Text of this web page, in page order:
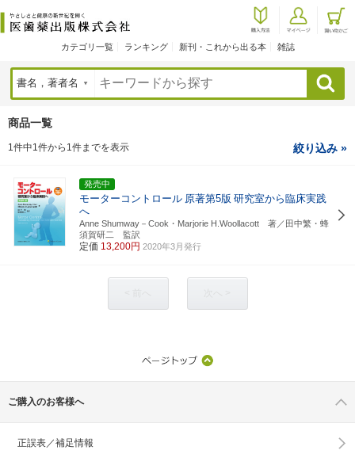
カテゴリ一覧 ランキング 新刊・これから出る本 雑誌
検索
商品一覧
1件中1件から1件までを表示 絞り込み »
発売中
モーターコントロール 原著第5版 研究室から臨床実践
へ
Anne Shumway－Cook・Marjorie H.Woollacott 著／田中繁・蜂
須賀研二 監訳
定価 13,200円 2020年3月発行
ご購入のお客様へ
正誤表／補足情報